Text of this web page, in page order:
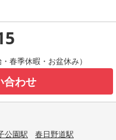
春季休暇・お盆休み）
合わせ
公園駅 春日野道駅